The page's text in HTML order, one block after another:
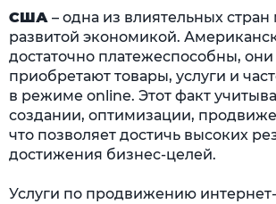
США – одна из влиятельных стран
развитой экономикой.
достаточно платежеспособны, они
приобретают товары, услуги и
в режиме online. Этот факт
создании, оптимизации,
что позволяет достичь высоких
достижения бизнес-целей.
Услуги по продвижению